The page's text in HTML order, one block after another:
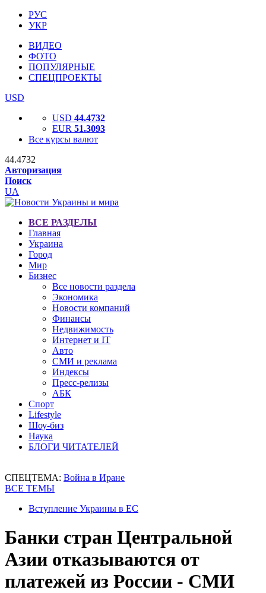
РУС
УКР
ВИДЕО
ФОТО
ПОПУЛЯРНЫЕ
СПЕЦПРОЕКТЫ
USD
USD 44.4732
EUR 51.3093
Все курсы валют
44.4732
Авторизация
Поиск
UA
ВСЕ РАЗДЕЛЫ
Главная
Украина
Город
Мир
Бизнес
Все новости раздела
Экономика
Новости компаний
Финансы
Недвижимость
Интернет и IT
Авто
СМИ и реклама
Индексы
Пресс-релизы
АБК
Спорт
Lifestyle
Шоу-биз
Наука
БЛОГИ ЧИТАТЕЛЕЙ
СПЕЦТЕМА: Война в Иране
ВСЕ ТЕМЫ
Вступление Украины в ЕС
Банки стран Центральной
Азии отказываются от
платежей из России - СМИ